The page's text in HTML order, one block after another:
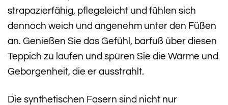
strapazierfähig, pflegeleicht und fühlen sich
dennoch weich und angenehm unter den Füßen
an. Genießen Sie das Gefühl, barfuß über diesen
Teppich zu laufen und spüren Sie die Wärme und
Geborgenheit, die er ausstrahlt.
Die synthetischen Fasern sind nicht nur